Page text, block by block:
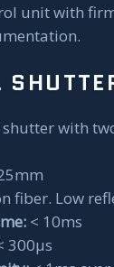
unit with
with
fiber. Low
< 10ms
300µs